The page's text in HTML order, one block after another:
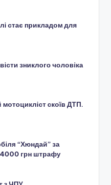
стає прикладом для
зниклого чоловіка
скоїв ДТП.
“Хюндай” за
грн штрафу